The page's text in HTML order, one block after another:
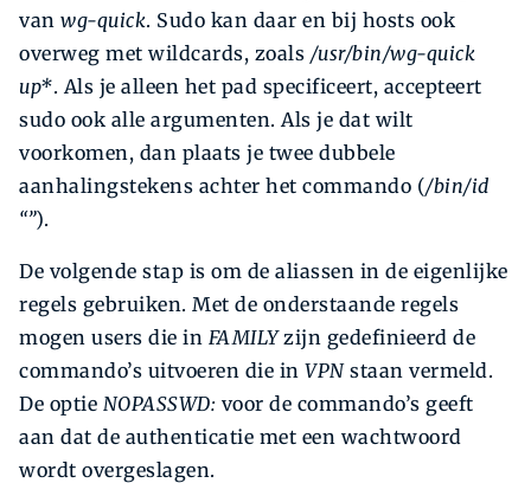
van wg-quick. Sudo kan daar en bij hosts ook
overweg met wildcards, zoals /usr/bin/wg-quick
up*. Als je alleen het pad specificeert, accepteert
sudo ook alle argumenten. Als je dat wilt
voorkomen, dan plaats je twee dubbele
aanhalingstekens achter het commando (/bin/id
“”).
De volgende stap is om de aliassen in de eigenlijke
regels gebruiken. Met de onderstaande regels
mogen users die in FAMILYzijn gedefinieerd de
commando’s uitvoeren die in VPNstaan vermeld.
De optie NOPASSWD: voor de commando’s geeft
aan dat de authenticatie met een wachtwoord
wordt overgeslagen.